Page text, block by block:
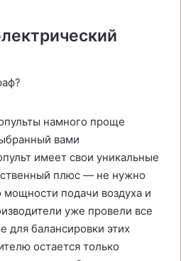
намного проще
вами
имеет свои уникальные
плюс — не нужно
мощности подачи воздуха и
уже провели все
для балансировки этих
остается только